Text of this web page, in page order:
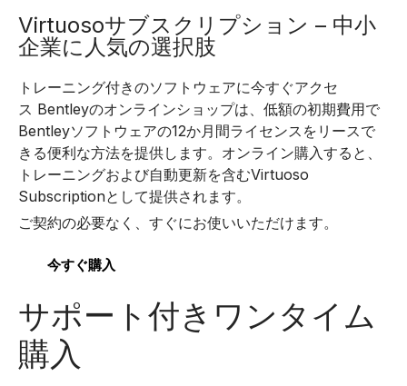
Virtuosoサブスクリプション – 中小
企業に人気の選択肢
トレーニング付きのソフトウェアに今すぐアクセ
ス Bentleyのオンラインショップは、低額の初期費用で
Bentleyソフトウェアの12か月間ライセンスをリースで
きる便利な方法を提供します。オンライン購入すると、
トレーニングおよび自動更新を含むVirtuoso
Subscriptionとして提供されます。
ご契約の必要なく、すぐにお使いいただけます。
今すぐ購入
サポート付きワンタイム
購入